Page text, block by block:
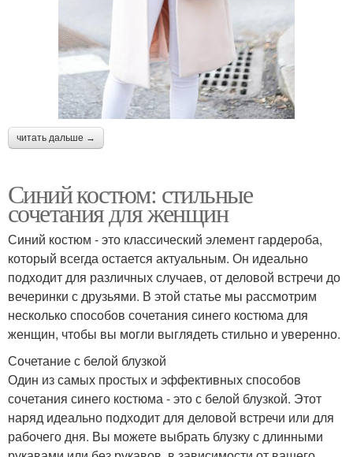
читать дальше →
Синий костюм: стильные
сочетания для женщин
Синий костюм - это классический элемент гардероба,
который всегда остается актуальным. Он идеально
подходит для различных случаев, от деловой встречи до
вечеринки с друзьями. В этой статье мы рассмотрим
несколько способов сочетания синего костюма для
женщин, чтобы вы могли выглядеть стильно и уверенно.
Сочетание с белой блузкой
Один из самых простых и эффективных способов
сочетания синего костюма - это с белой блузкой. Этот
наряд идеально подходит для деловой встречи или для
рабочего дня. Вы можете выбрать блузку с длинными